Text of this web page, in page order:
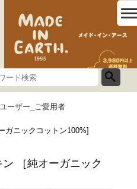
ーザー_ご愛用者
ガニックコットン100%]
［純オーガニック